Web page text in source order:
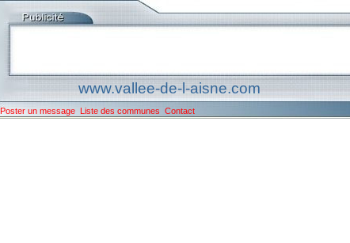
www.vallee-de-l-aisne.com
Poster un message Liste des communes Contact